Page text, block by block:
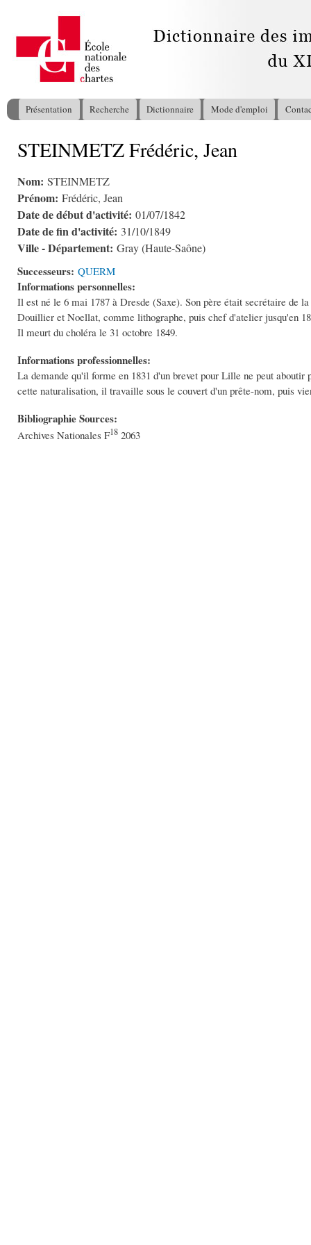
Menu principal
Présentation Recherche Dictionnaire Mode d'emploi
Vous êtes ici
STEINMETZ Frédéric, Jean
Nom: STEINMETZ
Prénom: Frédéric, Jean
Date de début d'activité: 01/07/1842
Date de fin d'activité: 31/10/1849
Ville - Département: Gray (Haute-Saône)
Successeurs: QUERM
Informations personnelles:
Il est né le 6 mai 1787 à Dresde (Saxe). Son père était secrétaire de
Douillier et Noellat, comme lithographe, puis chef d'atelier jusqu'en
Il meurt du choléra le 31 octobre 1849.
Informations professionnelles:
La demande qu'il forme en 1831 d'un brevet pour Lille ne peut
cette naturalisation, il travaille sous le couvert d'un prête-nom, puis
Bibliographie Sources:
Archives Nationales F18 2063